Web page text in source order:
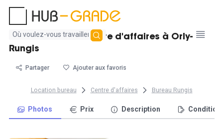
Aucun
résultat
trouvé
Bureau 20m² en centre d'affaires à Orly-
Rungis
Partager Ajouter aux favoris
Location bureau Centre d'affaires Bureau Rungis
Photos Prix Description